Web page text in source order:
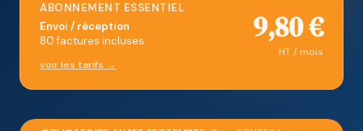
ABONNEMENT ESSENTIEL
Envoi / réception
80 factures incluses
voir les tarifs →
9,80 €
HT / mois